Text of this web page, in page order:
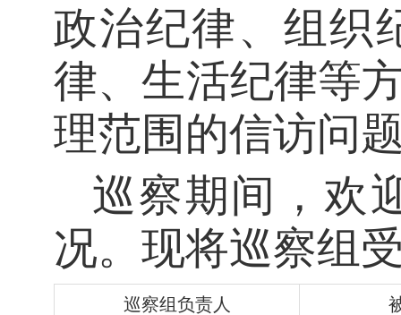
政治纪律、组织
律、生活纪律等
理范围的信访问
巡察期间，欢
况。现将巡察组
巡察组负责人